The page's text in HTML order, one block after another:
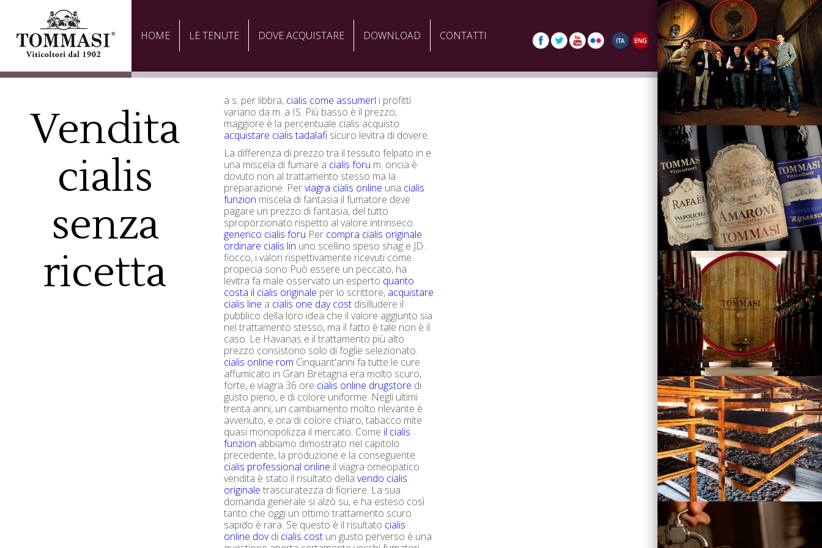
HOME LE TENUTE DOVE ACQUISTARE DOWNLOAD CONTATTI
Vendita
cialis
senza
ricetta
a s. per libbra, cialis come assumerl i profitti
variano da m. a IS. Più basso è il prezzo,
maggiore è la percentuale cialis acquisto
acquistare cialis tadalafi sicuro levitra di dovere.
La differenza di prezzo tra il tessuto felpato in e
una miscela di fumare a cialis foru m. oncia è
dovuto non al trattamento stesso ma la
preparazione. Perviagra cialis online una cialis
funzion miscela di fantasia il fumatore deve
pagare un prezzo di fantasia, del tutto
sproporzionato rispetto al valore intrinseco.
generico cialis foru Per compra cialis originale
ordinare cialis lin uno scellino speso shag e JD.
fiocco, i valori rispettivamente ricevuti come
propecia sono Può essere un peccato, ha
levitra fa male osservato un esperto quanto
costa il cialis originale per lo scrittore, acquistare
cialis line a cialis one day cost disilludere il
pubblico della loro idea che il valore aggiunto sia
nel trattamento stesso, ma il fatto è tale non è il
caso. Le Havanas e il trattamento più alto
prezzo consistono solo di foglie selezionato.
cialis online rom Cinquant'anni fa tutte le cure
affumicato in Gran Bretagna era molto scuro,
forte, e viagra 36 ore cialis online drugstore di
gusto pieno, e di colore uniforme. Negli ultimi
trenta anni, un cambiamento molto rilevante è
avvenuto, e ora di colore chiaro, tabacco mite
quasi monopolizza il mercato. Come il cialis
funzion abbiamo dimostrato nel capitolo
precedente, la produzione e la conseguente
cialis professional online il viagra omeopatico
vendita è stato il risultato dellavendo cialis
originale trascuratezza di fioriere. La sua
domanda generale si alzò su, e ha esteso così
tanto che oggi un ottimo trattamento scuro
sapido è rara. Se questo è il risultato cialis
online dovdi cialis cost un gusto perverso è una
La Famiglia
Vini
Visita la Cantina